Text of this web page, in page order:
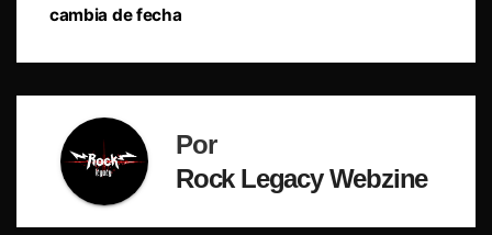
entradas
cambia de fecha
Por
Rock Legacy Webzine